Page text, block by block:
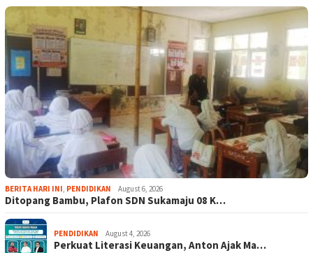
BERITA HARI INI, PENDIDIKAN August 6, 2026
Ditopang Bambu, Plafon SDN Sukamaju 08 K…
PENDIDIKAN August 4, 2026
Perkuat Literasi Keuangan, Anton Ajak Ma…